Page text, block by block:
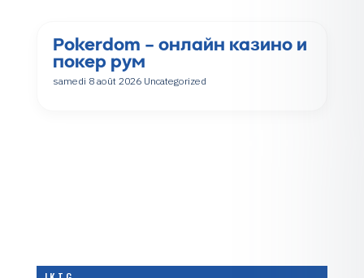
Pokerdom – онлайн казино и
покер рум
samedi 8 août 2026 Uncategorized